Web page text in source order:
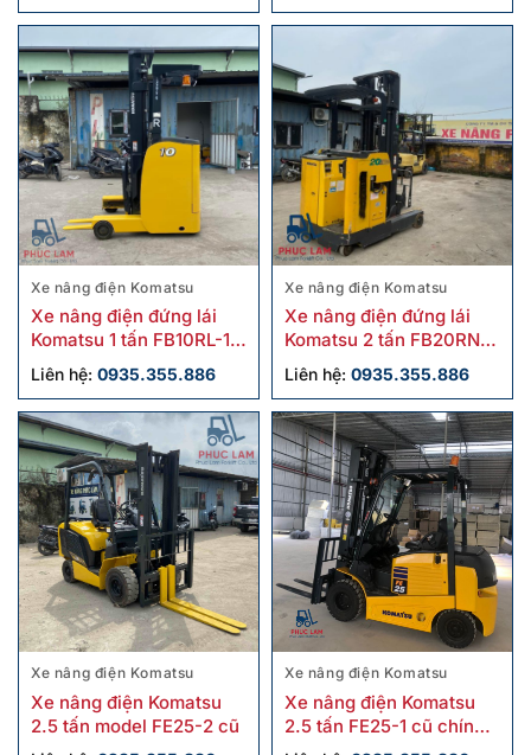
Xe nâng điện Komatsu
Xe nâng điện đứng lái
Komatsu 1 tấn FB10RL-15
2020 cũ
Liên hệ: 0935.355.886
Xe nâng điện Komatsu
Xe nâng điện đứng lái
Komatsu 2 tấn FB20RN-4
cũ
Liên hệ: 0935.355.886
Xe nâng điện Komatsu
Xe nâng điện Komatsu
2.5 tấn model FE25-2 cũ
Xe nâng điện Komatsu
Xe nâng điện Komatsu
2.5 tấn FE25-1 cũ chính
hãng giá tốt